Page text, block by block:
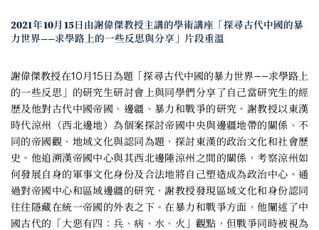
2021年10月15日由謝偉傑教授主講的學術講座「探尋古代中國的暴
力世界——求學路上的一些反思與分享」片段重溫
謝偉傑教授在10月15日為題「探尋古代中國的暴力世界——求學路上
的一些反思」的研究生研討會上與同學們分享了自己當研究生的經
歷及他對古代中國帝國、邊疆、暴力和戰爭的研究。謝教授以東漢
時代涼州（西北邊地）為個案探討帝國中央與邊疆地帶的關係、不
同的帝國觀、地域文化與認同為題，探討東漢的政治文化和社會歷
史。他追溯漢帝國中心與其西北邊陲涼州之間的關係，考察涼州如
何發展自身的軍事文化身份及合法地將自己塑造成為政治中心。通
過對帝國中心和區域邊疆的研究，謝教授發現區域文化和身份認同
往往隱藏在統一帝國的外表之下。在暴力和戰爭方面，他闡述了中
國古代的「大惡有四：兵、病、水、火」觀點，但戰爭同時被視為